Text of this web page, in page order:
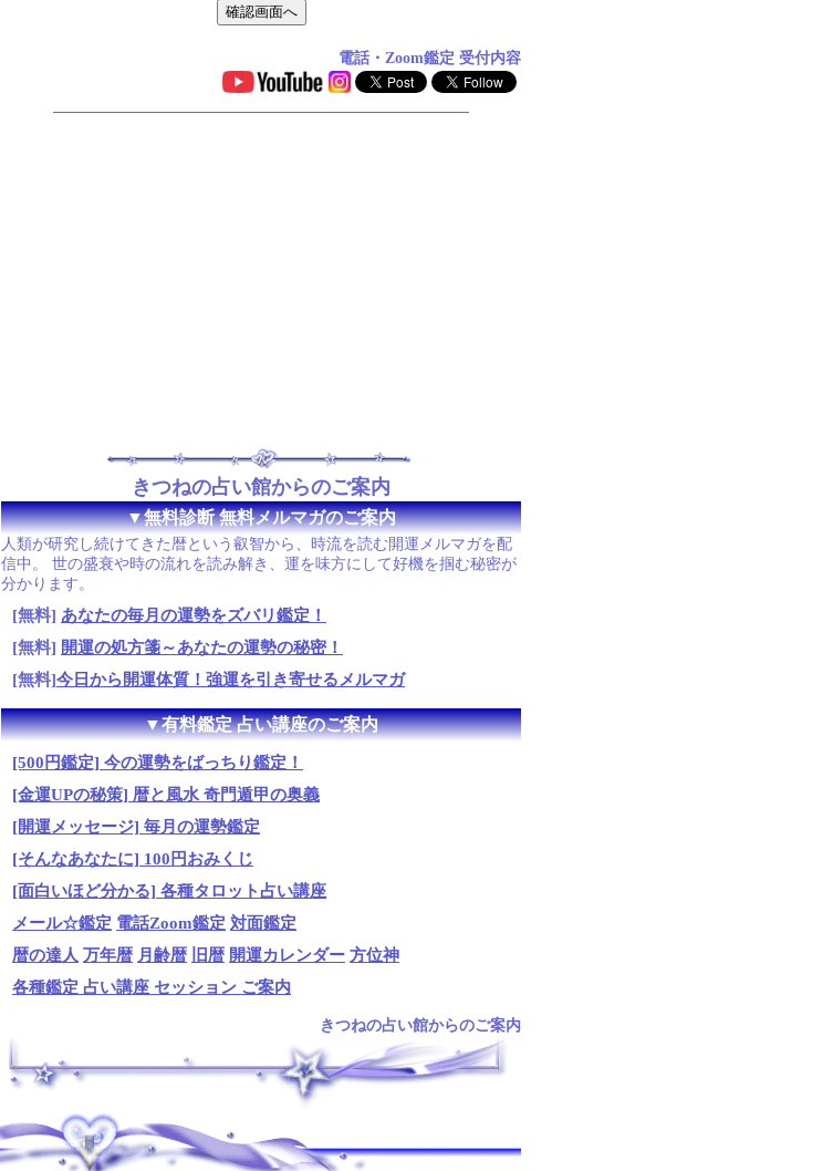
電話・Zoom鑑定 受付内容
きつねの占い館からのご案内
▼無料診断 無料メルマガのご案内
人類が研究し続けてきた暦という叡智から、時流を読む開運メルマガを配
信中。 世の盛衰や時の流れを読み解き、運を味方にして好機を掴む秘密が
分かります。
[無料] あなたの毎月の運勢をズバリ鑑定！
[無料] 開運の処方箋～あなたの運勢の秘密！
[無料]今日から開運体質！強運を引き寄せるメルマガ
▼有料鑑定 占い講座のご案内
[500円鑑定] 今の運勢をばっちり鑑定！
[金運UPの秘策] 暦と風水 奇門遁甲の奥義
[開運メッセージ] 毎月の運勢鑑定
[そんなあなたに] 100円おみくじ
[面白いほど分かる] 各種タロット占い講座
メール☆鑑定 電話Zoom鑑定 対面鑑定
暦の達人 万年暦 月齢暦 旧暦 開運カレンダー 方位神
各種鑑定 占い講座 セッション ご案内
きつねの占い館からのご案内